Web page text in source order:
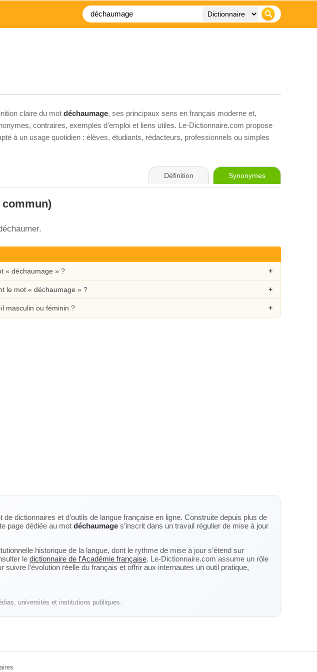
claire du mot déchaumage, ses principaux sens en français moderne et,
contraires, exemples d’emploi et liens utiles. Le-Dictionnaire.com propose
à un usage quotidien : élèves, étudiants, rédacteurs, professionnels ou simples
Définition Synonymes
commun)
« déchaumage » ?
le mot « déchaumage » ?
masculin ou féminin ?
de dictionnaires et d’outils de langue française en ligne. Construite depuis plus de
page dédiée au mot déchaumage s’inscrit dans un travail régulier de mise à jour
historique de la langue, dont le rythme de mise à jour s’étend sur
le dictionnaire de l’Académie française. Le-Dictionnaire.com assume un rôle
l’évolution réelle du français et offrir aux internautes un outil pratique,
universités et institutions publiques.